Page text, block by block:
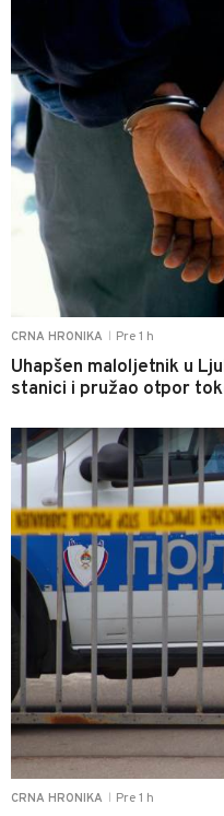
CRNA HRONIKA Pre 1 h
Uhapšen maloljetnik u
stanici i pružao otpor
CRNA HRONIKA Pre 1 h